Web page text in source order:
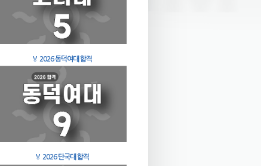
🏅 2026 동덕여대 합격
🏅 2026 단국대 합격